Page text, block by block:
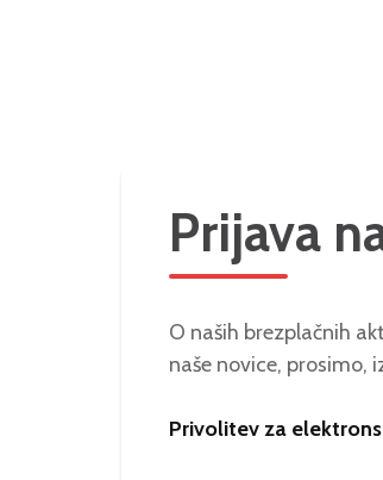
Prijava
O naših brezplačnih
naše novice, prosimo,
Privolitev za